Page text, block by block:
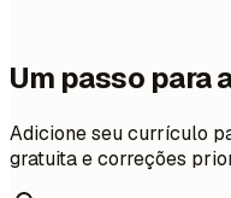
Um passo para
Adicione seu currículo
gratuita e correções